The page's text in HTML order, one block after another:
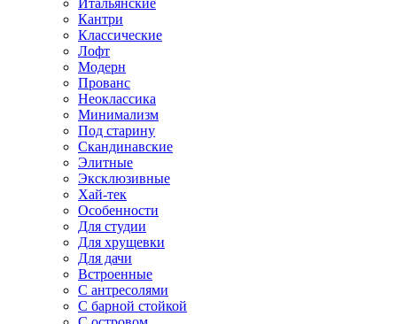
Итальянские
Кантри
Классические
Лофт
Модерн
Прованс
Неоклассика
Минимализм
Под старину
Скандинавские
Элитные
Эксклюзивные
Хай-тек
Особенности
Для студии
Для хрущевки
Для дачи
Встроенные
С антресолями
С барной стойкой